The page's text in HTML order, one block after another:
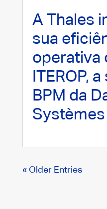
A Thales
sua
operativa
ITEROP,
BPM da
Systèmes
« Older Entries